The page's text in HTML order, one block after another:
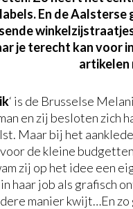
En de Aalsterse
je terecht kan voor
artikelen
‘ is de Brusselse
en zij besloten
Maar bij het
de kleine
zij op het idee een
haar job als grafisch
manier kwijt…En zo